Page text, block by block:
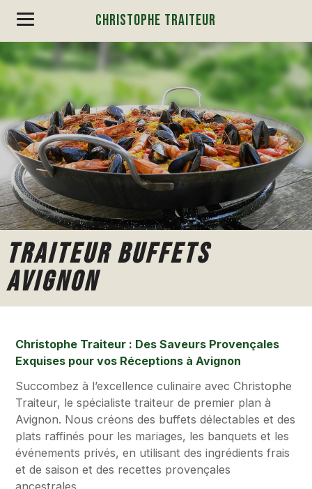
CHRISTOPHE TRAITEUR
TRAITEUR BUFFETS
AVIGNON
Christophe Traiteur : Des Saveurs Provençales
Exquises pour vos Réceptions à Avignon
Succombez à l’excellence culinaire avec Christophe
Traiteur, le spécialiste traiteur de premier plan à
Avignon. Nous créons des buffets délectables et des
plats raffinés pour les mariages, les banquets et les
événements privés, en utilisant des ingrédients frais
et de saison et des recettes provençales